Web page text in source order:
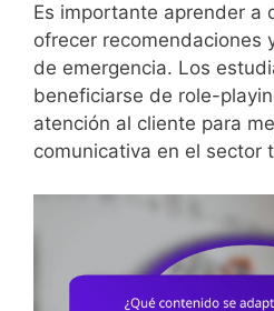
Es importante aprender a
ofrecer recomendaciones
de emergencia. Los
beneficiarse de role-
atención al cliente para
comunicativa en el sector